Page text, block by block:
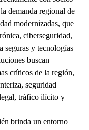
demanda regional de
modernizadas, que
ciberseguridad,
seguras y tecnologías
buscan
críticos de la región,
seguridad
tráfico ilícito y
brinda un entorno